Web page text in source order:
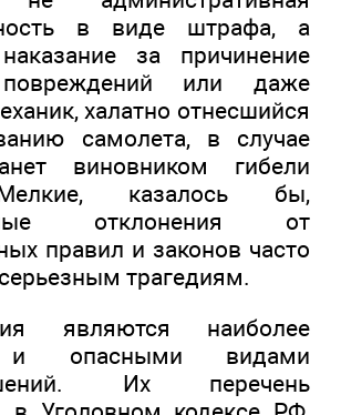
в виде штрафа, а
за причинение
или даже
халатно отнесшийся
самолета, в случае
виновником гибели
казалось бы,
отклонения от
правил и законов часто
трагедиям.
являются наиболее
и опасными видами
Их перечень